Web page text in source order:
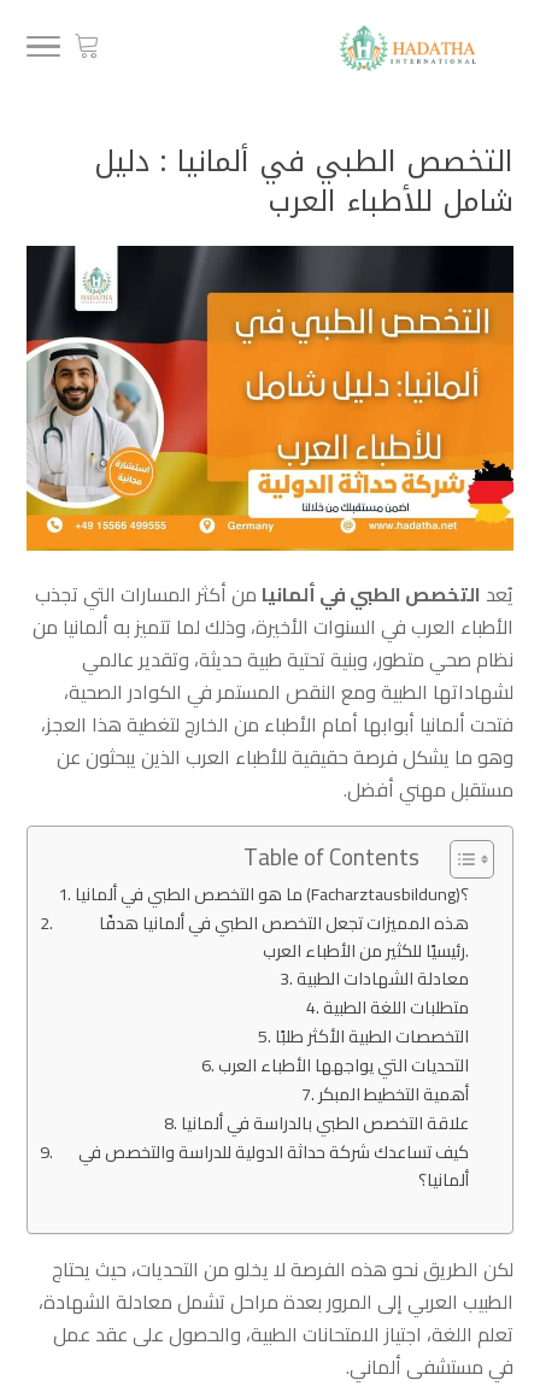
التخصص الطبي في ألمانيا : دليل
شامل للأطباء العرب
يُعد التخصص الطبي في ألمانيا من أكثر المسارات التي تجذب
الأطباء العرب في السنوات الأخيرة، وذلك لما تتميز به ألمانيا من
نظام صحي متطور، وبنية تحتية طبية حديثة، وتقدير عالمي
لشهاداتها الطبية ومع النقص المستمر في الكوادر الصحية،
فتحت ألمانيا أبوابها أمام الأطباء من الخارج لتغطية هذا العجز،
وهو ما يشكل فرصة حقيقية للأطباء العرب الذين يبحثون عن
مستقبل مهني أفضل.
Table of Contents
ما هو التخصص الطبي في ألمانيا (Facharztausbildung)؟
هذه المميزات تجعل التخصص الطبي في ألمانيا هدفًا
رئيسيًا للكثير من الأطباء العرب.
معادلة الشهادات الطبية
متطلبات اللغة الطبية
التخصصات الطبية الأكثر طلبًا
التحديات التي يواجهها الأطباء العرب
أهمية التخطيط المبكر
علاقة التخصص الطبي بالدراسة في ألمانيا
كيف تساعدك شركة حداثة الدولية للدراسة والتخصص في
ألمانيا؟
لكن الطريق نحو هذه الفرصة لا يخلو من التحديات، حيث يحتاج
الطبيب العربي إلى المرور بعدة مراحل تشمل معادلة الشهادة،
تعلم اللغة، اجتياز الامتحانات الطبية، والحصول على عقد عمل
في مستشفى ألماني.